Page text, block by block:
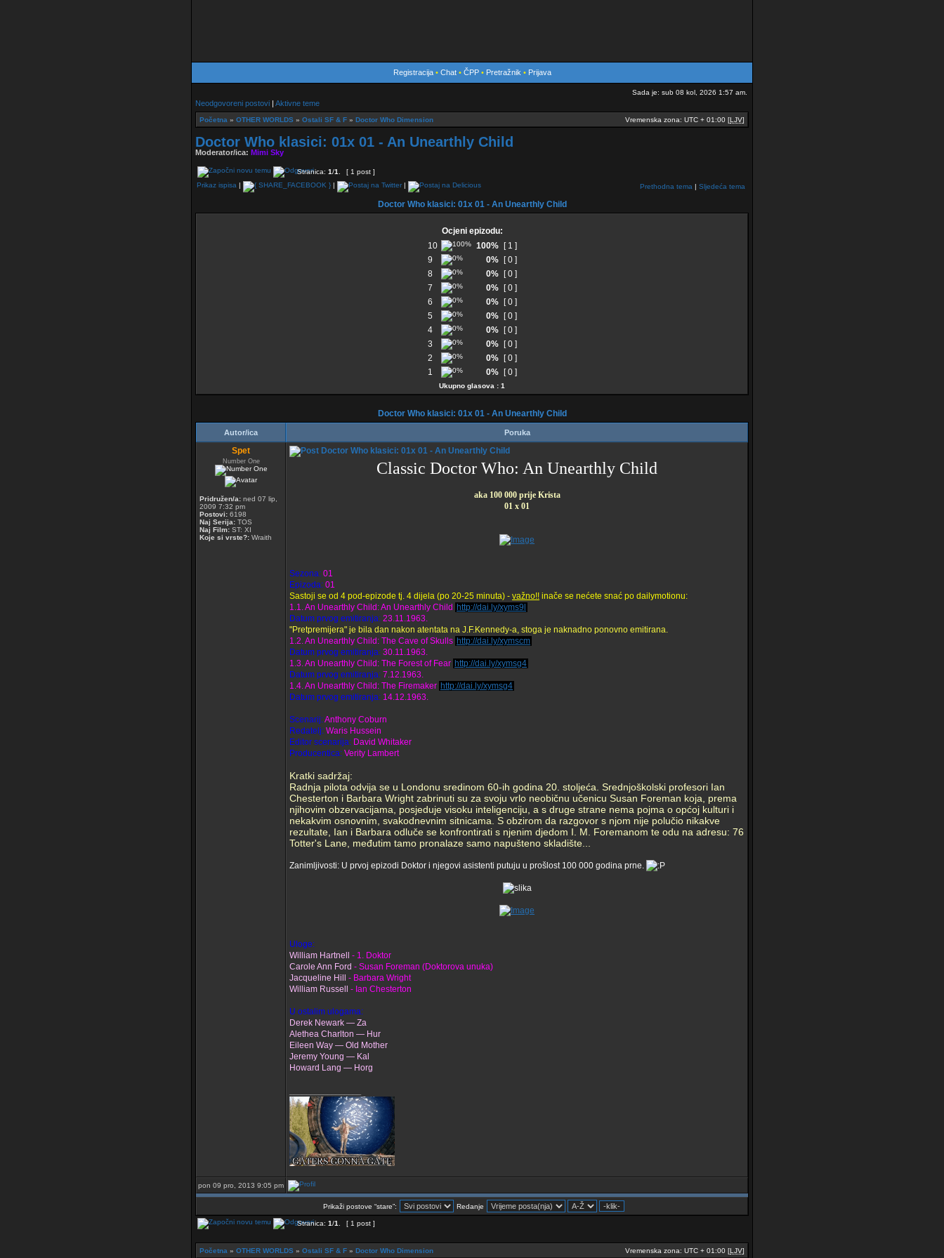
Registracija• Chat • ČPP• Pretražnik • Prijava
Sada je: sub 08 kol, 2026 1:57 am.
Neodgovoreni postovi | Aktivne teme
Početna » OTHER WORLDS » Ostali SF & F » Doctor Who Dimension Vremenska zona: UTC + 01:00 [LJV]
Doctor Who klasici: 01x 01 - An Unearthly Child
Moderator/ica: Mimi Sky
Stranica: 1/1
[ 1 post ]
Prikaz ispisa | | | Prethodna tema | Sljedeća tema
Doctor Who klasici: 01x 01 - An Unearthly Child
Ocjeni epizodu:
10
100%
[ 1 ]
9
0%
[ 0 ]
8
0%
[ 0 ]
7
0%
[ 0 ]
6
0%
[ 0 ]
5
0%
[ 0 ]
4
0%
[ 0 ]
3
0%
[ 0 ]
2
0%
[ 0 ]
1
0% [ 0 ]
Ukupno glasova : 1
Doctor Who klasici: 01x 01 - An Unearthly Child
Autor/ica Poruka
Spet
Number One
Pridružen/a: ned 07 lip,
2009 7:32 pm
Postovi: 6198
Naj Serija: TOS
Naj Film: ST: XI
Koje si vrste?: Wraith
Doctor Who klasici: 01x 01 - An Unearthly Child
Classic Doctor Who: An Unearthly Child
aka 100 000 prije Krista
01 x 01
Sezona: 01
Epizoda: 01
Sastoji se od 4 pod-epizode tj. 4 dijela (po 20-25 minuta) - važno!! inače se nećete snać po dailymotionu:
1.1. An Unearthly Child: An Unearthly Child
http://dai.ly/xyms9l
Datum prvog emitiranja: 23.11.1963.
"Pretpremijera" je bila dan nakon atentata na J.F.Kennedy-a, stoga je naknadno ponovno emitirana.
1.2. An Unearthly Child: The Cave of Skulls http://dai.ly/xymscm
Datum prvog emitiranja: 30.11.1963.
1.3. An Unearthly Child: The Forest of Fear http://dai.ly/xymsg4
Datum prvog emitiranja: 7.12.1963.
1.4. An Unearthly Child: The Firemaker http://dai.ly/xymsg4
Datum prvog emitiranja: 14.12.1963.
Scenarij:Anthony Coburn
Redatelj: Waris Hussein
Editor scenarija: David Whitaker
Producentica: Verity Lambert
Kratki sadržaj:
Radnja pilota odvija se u Londonu sredinom 60-ih godina 20. stoljeća. Srednjoškolski profesori Ian
Chesterton i Barbara Wright zabrinuti su za svoju vrlo neobičnu učenicu Susan Foreman koja, prema
njihovim obzervacijama, posjeduje visoku inteligenciju, a s druge strane nema pojma o općoj kulturi i
nekakvim osnovnim, svakodnevnim sitnicama. S obzirom da razgovor s njom nije polučio nikakve
rezultate, Ian i Barbara odluče se konfrontirati s njenim djedom I. M. Foremanom te odu na adresu: 76
Totter's Lane, međutim tamo pronalaze samo napušteno skladište...
Zanimljivosti: U prvoj epizodi Doktor i njegovi asistenti putuju u prošlost 100 000 godina prne.
Uloge:
William Hartnell - 1. Doktor
Carole Ann Ford - Susan Foreman (Doktorova unuka)
Jacqueline Hill - Barbara Wright
William Russell - Ian Chesterton
U ostalim ulogama:
Derek Newark — Za
Alethea Charlton — Hur
Eileen Way — Old Mother
Jeremy Young — Kal
Howard Lang — Horg
pon 09 pro, 2013 9:05 pm
Prikaži postove “stare”: Redanje
Stranica: 1/1 [ 1 post ]
Početna » OTHER WORLDS » Ostali SF & F » Doctor Who Dimension Vremenska zona: UTC + 01:00 [LJV]